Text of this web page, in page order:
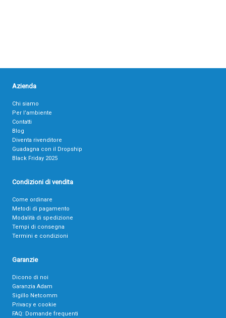
Azienda
Chi siamo
Per l’ambiente
Contatti
Blog
Diventa rivenditore
Guadagna con il Dropship
Black Friday 2025
Condizioni di vendita
Come ordinare
Metodi di pagamento
Modalità di spedizione
Tempi di consegna
Termini e condizioni
Garanzie
Dicono di noi
Garanzia Adam
Sigillo Netcomm
Privacy e cookie
FAQ: Domande frequenti